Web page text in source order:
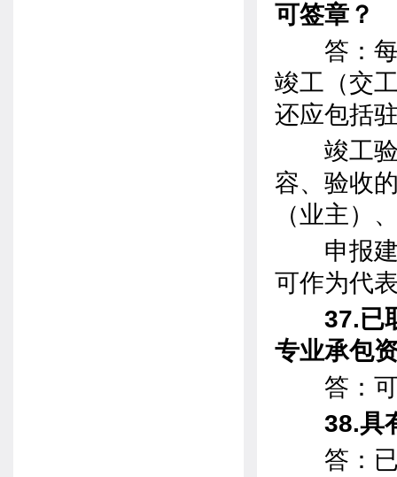
可签章？
答：每
竣工（交
还应包括
竣工验
容、验收
（业主）
申报建
可作为代
37.已取
专业承包
答：可
38.具有
答：已